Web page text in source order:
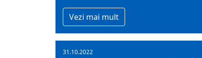
Vezi mai mult
31.10.2022